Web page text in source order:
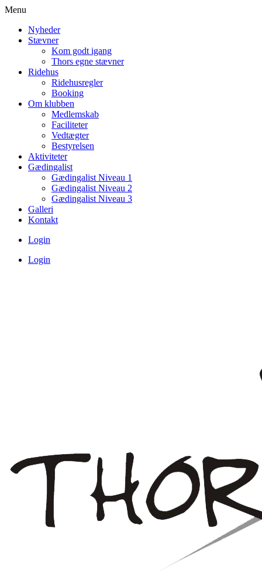
Menu
Nyheder
Stævner
Kom godt igang
Thors egne stævner
Ridehus
Ridehusregler
Booking
Om klubben
Medlemskab
Faciliteter
Vedtægter
Bestyrelsen
Aktiviteter
Gædingalist
Gædingalist Niveau 1
Gædingalist Niveau 2
Gædingalist Niveau 3
Galleri
Kontakt
Login
Login